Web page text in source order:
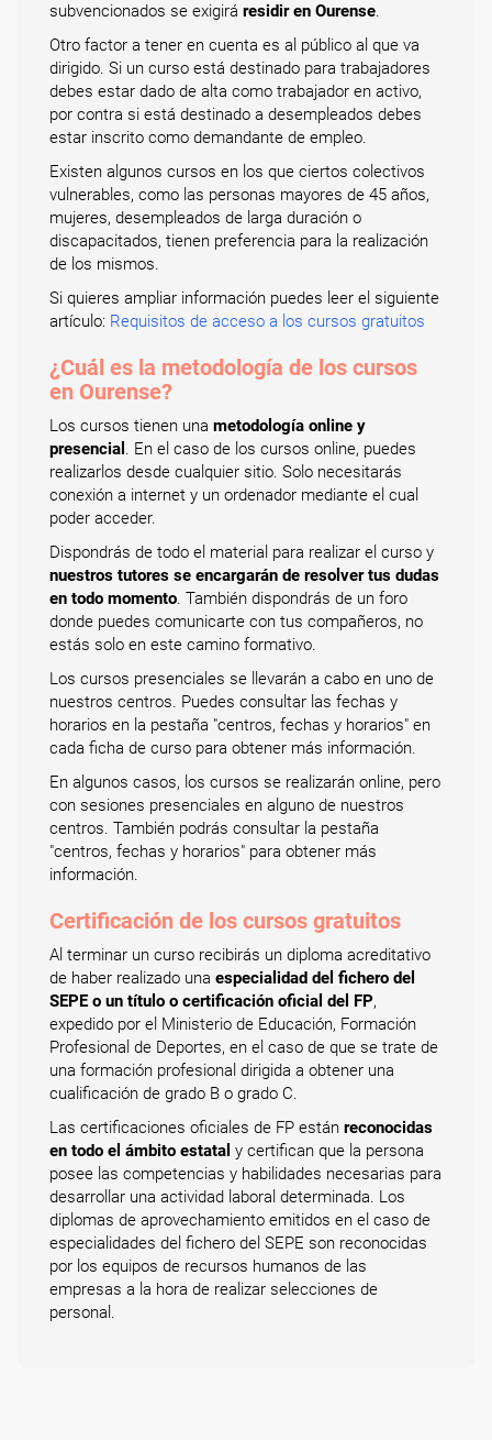
subvencionados se exigirá residir en Ourense.
Otro factor a tener en cuenta es al público al que va
dirigido. Si un curso está destinado para trabajadores
debes estar dado de alta como trabajador en activo,
por contra si está destinado a desempleados debes
estar inscrito como demandante de empleo.
Existen algunos cursos en los que ciertos colectivos
vulnerables, como las personas mayores de 45 años,
mujeres, desempleados de larga duración o
discapacitados, tienen preferencia para la realización
de los mismos.
Si quieres ampliar información puedes leer el siguiente
artículo: Requisitos de acceso a los cursos gratuitos
¿Cuál es la metodología de los cursos
en Ourense?
Los cursos tienen una metodología online y
presencial . En el caso de los cursos online, puedes
realizarlos desde cualquier sitio. Solo necesitarás
conexión a internet y un ordenador mediante el cual
poder acceder.
Dispondrás de todo el material para realizar el curso y
nuestros tutores se encargarán de resolver tus dudas
en todo momento. También dispondrás de un foro
donde puedes comunicarte con tus compañeros, no
estás solo en este camino formativo.
Los cursos presenciales se llevarán a cabo en uno de
nuestros centros. Puedes consultar las fechas y
horarios en la pestaña "centros, fechas y horarios" en
cada ficha de curso para obtener más información.
En algunos casos, los cursos se realizarán online, pero
con sesiones presenciales en alguno de nuestros
centros. También podrás consultar la pestaña
"centros, fechas y horarios" para obtener más
información.
Certificación de los cursos gratuitos
Al terminar un curso recibirás un diploma acreditativo
de haber realizado una especialidad del fichero del
SEPE o un título o certificación oficial del FP,
expedido por el Ministerio de Educación, Formación
Profesional de Deportes, en el caso de que se trate de
una formación profesional dirigida a obtener una
cualificación de grado B o grado C.
Las certificaciones oficiales de FP están reconocidas
en todo el ámbito estatal y certifican que la persona
posee las competencias y habilidades necesarias para
desarrollar una actividad laboral determinada. Los
diplomas de aprovechamiento emitidos en el caso de
especialidades del fichero del SEPE son reconocidas
por los equipos de recursos humanos de las
empresas a la hora de realizar selecciones de
personal.